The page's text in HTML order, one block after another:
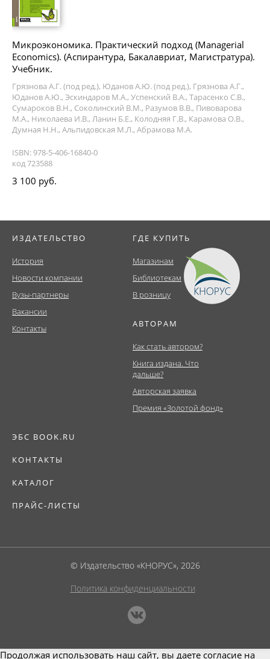
Микроэкономика. Практический подход (Managerial
Economics). (Аспирантура, Бакалавриат, Магистратура).
Учебник.
Грязнова А.Г. (под ред.), Юданов А.Ю. (под ред.), Грязнова А.Г.,
Юданов А.Ю., Эскиндаров М.А., Успенский В.А., Тарасенко С.В.,
Сумароков В.Н., Соколинский В.М., Разумов В.В., Пивоварова
М.А., Николаева И.В., Ланин Б.Е., Колодняя Г.В., Карамова О.В.,
Думная Н.Н., Альпидовская М.Л., Абрамова М.А.
ISBN: 978-5-406-16840-0
код 723588
3 100 руб.
ИЗДАТЕЛЬСТВО
История
Новости компании
Вузы-партнеры
Вакансии
Контакты
ГДЕ КУПИТЬ
Магазинам
Библиотекам
В розницу
АВТОРАМ
Как стать автором?
Книга издана. Что
дальше?
Авторская заявка
Премия «Золотой фонд»
ЭБС BOOK.RU
КОНТАКТЫ
КАТАЛОГ
ПРАЙС-ЛИСТЫ
© Издательство «КНОРУС», 2026
Политика конфиденциальности
Продолжая использовать наш сайт, вы даете согласие на